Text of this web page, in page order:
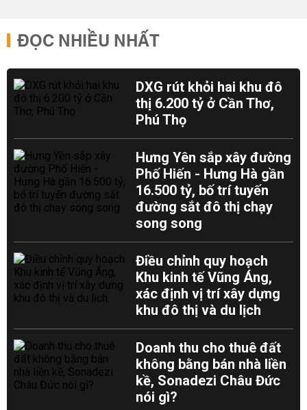
ĐỌC NHIỀU NHẤT
DXG rút khỏi hai khu đô
thị 6.200 tỷ ở Cần Thơ,
Phú Thọ
Hưng Yên sắp xây đường
Phố Hiến - Hưng Hà gần
16.500 tỷ, bố trí tuyến
đường sắt đô thị chạy
song song
Điều chỉnh quy hoạch
Khu kinh tế Vũng Áng,
xác định vị trí xây dựng
khu đô thị và du lịch
Doanh thu cho thuê đất
không bằng bán nhà liền
kề, Sonadezi Châu Đức
nói gì?